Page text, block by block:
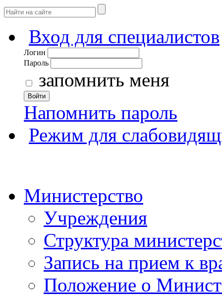
Вход для специалистов
Логин
Пароль
запомнить меня
Войти
Напомнить пароль
Режим для
Министерство
Учреждения
Структура
Запись на прием к
Положение о